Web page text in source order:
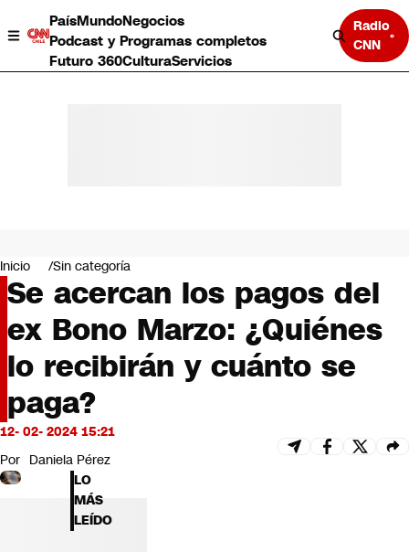
PaísMundoNegocios
Podcast y Programas completos
Futuro 360CulturaServicios
Radio
CNN
Negocios
Deportes
Programas completos
Cultura
Servicios
Bits
CNN tiempo
Futuro 360
Inicio Sin categoría
Se acercan los pagos del
ex Bono Marzo: ¿Quiénes
lo recibirán y cuánto se
paga?
12- 02- 2024 15:21
Por Daniela Pérez
LO
MÁS
LEÍDO